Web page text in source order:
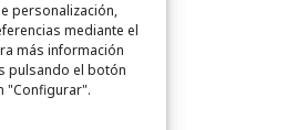
personalización,
mediante el
más información
pulsando el botón
"Configurar".